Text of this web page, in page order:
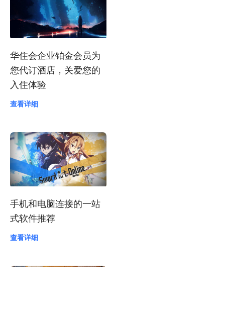
华住会企业铂金会员为
您代订酒店，关爱您的
入住体验
查看详细
手机和电脑连接的一站
式软件推荐
查看详细